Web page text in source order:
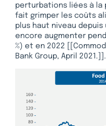
perturbations liées à la
fait grimper les coûts
plus haut niveau
encore augmenter
%) et en 2022
Bank Group, April 2021.]].